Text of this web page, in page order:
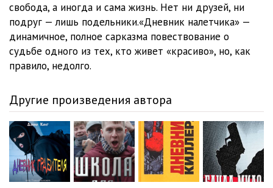
017 14:07
018
019 16:50
021
022 17:07
023 01:25
свобода, а иногда и сама жизнь. Нет ни друзей, ни
подруг — лишь подельники.«Дневник налетчика» —
динамичное, полное сарказма повествование о
судьбе одного из тех, кто живет «красиво», но, как
правило, недолго.
Другие произведения автора